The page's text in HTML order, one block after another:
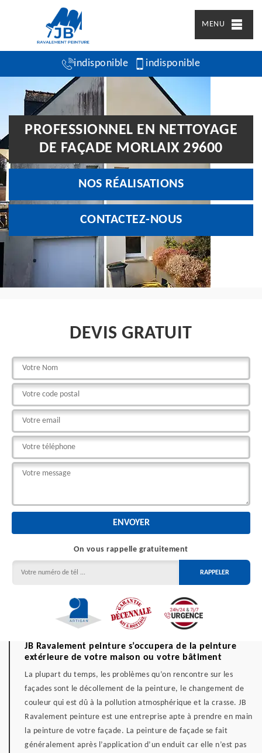
MENU
indisponible indisponible
PROFESSIONNEL EN NETTOYAGE
DE FAÇADE MORLAIX 29600
NOS RÉALISATIONS
CONTACTEZ-NOUS
DEVIS GRATUIT
On vous rappelle gratuitement
JB Ravalement peinture s’occupera de la peinture
extérieure de votre maison ou votre bâtiment
La plupart du temps, les problèmes qu’on rencontre sur les
façades sont le décollement de la peinture, le changement de
couleur qui est dû à la pollution atmosphérique et la crasse. JB
Ravalement peinture est une entreprise apte à prendre en main
la peinture de votre façade. La peinture de façade se fait
généralement après l’application d’un enduit car elle n’est pas